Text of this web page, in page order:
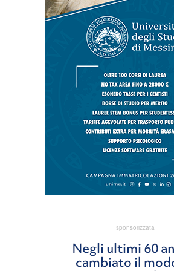
sponsorizzata